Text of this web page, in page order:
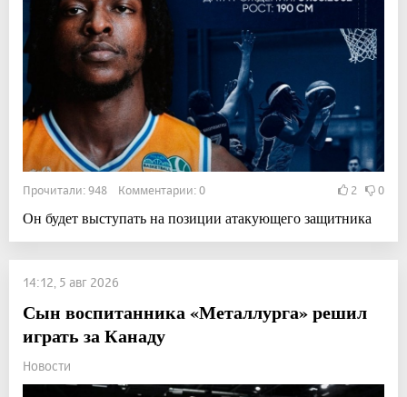
Прочитали: 948 Комментарии: 0 2 0
Он будет выступать на позиции атакующего защитника
14:12, 5 авг 2026
Сын воспитанника «Металлурга» решил
играть за Канаду
Новости